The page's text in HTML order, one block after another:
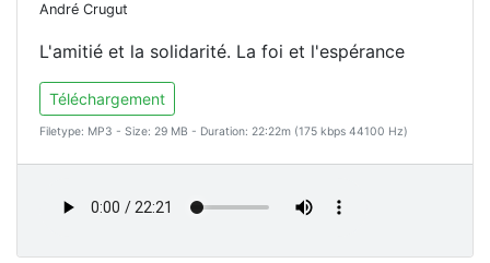
André Crugut
L'amitié et la solidarité. La foi et l'espérance
Téléchargement
Filetype: MP3 - Size: 29 MB - Duration: 22:22m (175 kbps 44100 Hz)